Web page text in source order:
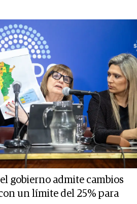
gobierno admite cambios
un límite del 25% para